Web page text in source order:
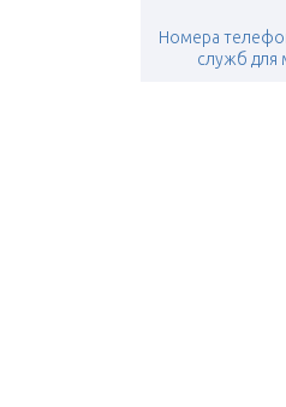
Номера
служб для